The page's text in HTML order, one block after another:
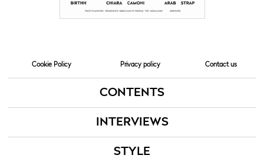
Cookie Policy Privacy policy Contact us
CONTENTS
INTERVIEWS
STYLE